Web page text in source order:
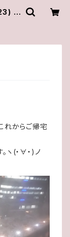
|
れからご帰宅
ヽ(・∀・)ノ